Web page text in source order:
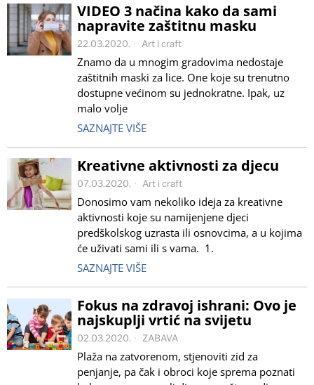
VIDEO 3 načina kako da sami
napravite zaštitnu masku
22.03.2020. Art i craft
Znamo da u mnogim gradovima nedostaje
zaštitnih maski za lice. One koje su trenutno
dostupne većinom su jednokratne. Ipak, uz
malo volje
SAZNAJTE VIŠE
Kreativne aktivnosti za djecu
07.03.2020. Art i craft
Donosimo vam nekoliko ideja za kreativne
aktivnosti koje su namijenjene djeci
predškolskog uzrasta ili osnovcima, a u kojima
će uživati sami ili s vama. 1.
SAZNAJTE VIŠE
Fokus na zdravoj ishrani: Ovo je
najskuplji vrtić na svijetu
02.03.2020. ZABAVA
Plaža na zatvorenom, stjenoviti zid za
penjanje, pa čak i obroci koje sprema poznati